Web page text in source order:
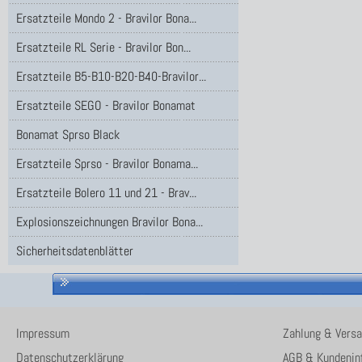
Ersatzteile Mondo 2 - Bravilor Bona...
Ersatzteile RL Serie - Bravilor Bon...
Ersatzteile B5-B10-B20-B40-Bravilor...
Ersatzteile SEGO - Bravilor Bonamat
Bonamat Sprso Black
Ersatzteile Sprso - Bravilor Bonama...
Ersatzteile Bolero 11 und 21 - Brav...
Explosionszeichnungen Bravilor Bona...
Sicherheitsdatenblätter
Impressum
Datenschutzerklärung
Zahlung &
AGB &